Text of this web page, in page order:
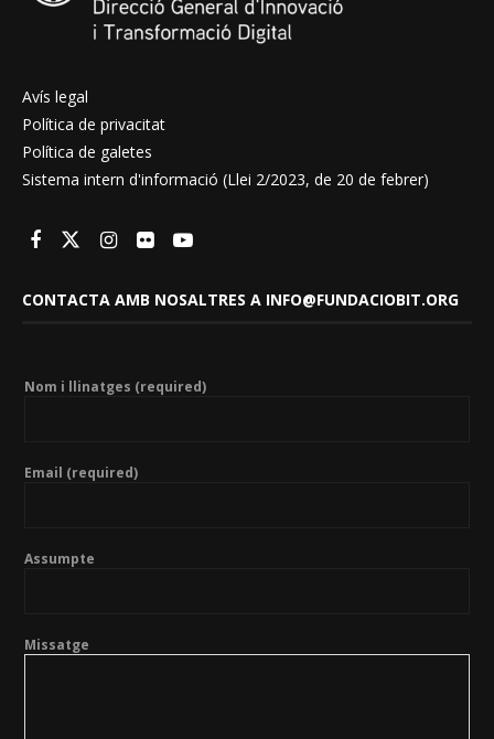
Avís legal
Política de privacitat
Política de galetes
Sistema intern d'informació (Llei 2/2023, de 20 de febrer)
CONTACTA AMB NOSALTRES A INFO@FUNDACIOBIT.ORG
Nom i llinatges (required)
Email (required)
Assumpte
Missatge